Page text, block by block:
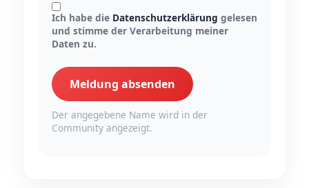
Ich habe die Datenschutzerklärung gelesen
und stimme der Verarbeitung meiner
Daten zu.
Meldung absenden
Der angegebene Name wird in der
Community angezeigt.